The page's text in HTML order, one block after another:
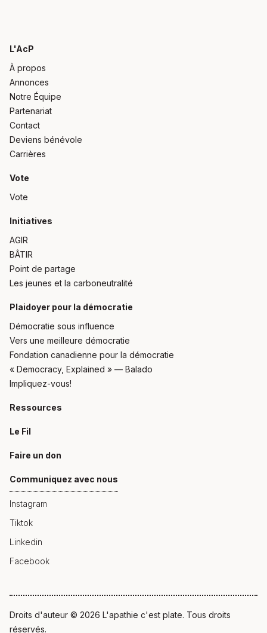
L'AcP
À propos
Annonces
Notre Équipe
Partenariat
Contact
Deviens bénévole
Carrières
Vote
Vote
Initiatives
AGIR
BÂTIR
Point de partage
Les jeunes et la carboneutralité
Plaidoyer pour la démocratie
Démocratie sous influence
Vers une meilleure démocratie
Fondation canadienne pour la démocratie
« Democracy, Explained » — Balado
Impliquez-vous!
Ressources
Le Fil
Faire un don
Communiquez avec nous
Instagram
Tiktok
Linkedin
Facebook
Droits d'auteur © 2026 L'apathie c'est plate. Tous droits
réservés.